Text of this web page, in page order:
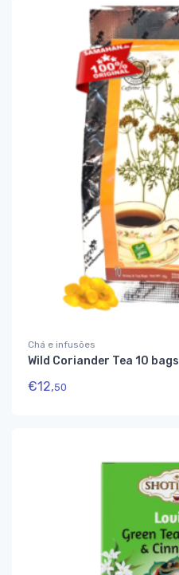
Chá e infusões
Wild Coriander Tea 10 bags
€12,50